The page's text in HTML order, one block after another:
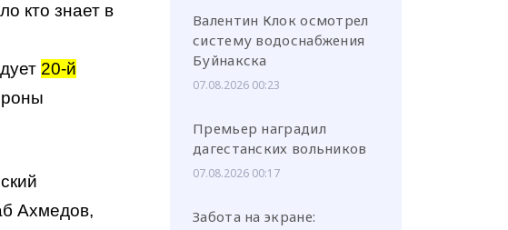
кто знает в
20-й
Ахмедов,
Валентин Клок осмотрел
систему водоснабжения
Буйнакска
07.08.2026 00:23
Премьер наградил
дагестанских вольников
07.08.2026 00:17
Забота на экране: